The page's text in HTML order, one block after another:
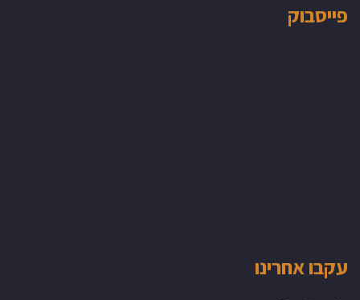
פייסבוק
עקבו אחרינו